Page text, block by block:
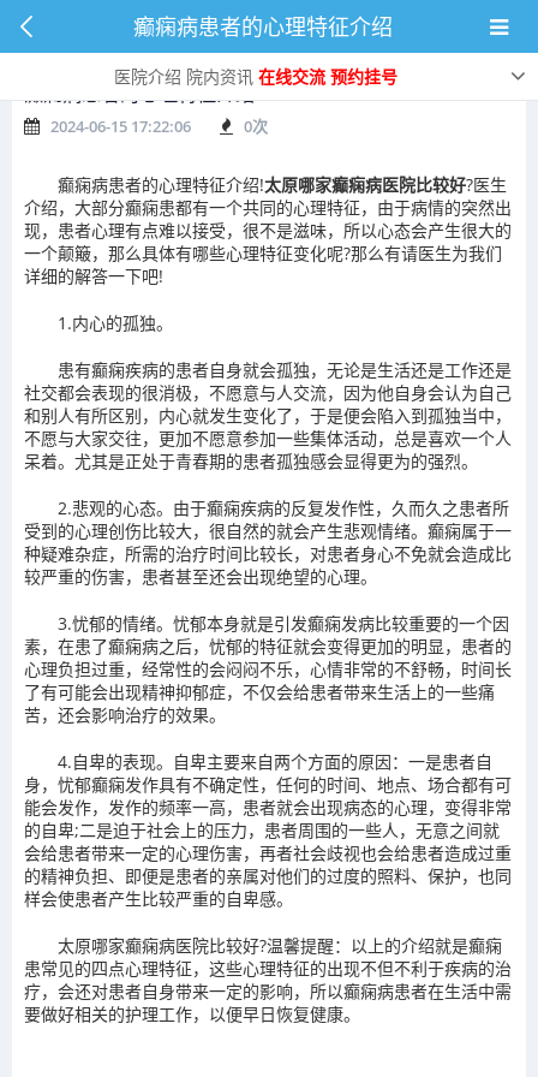
医院介绍 院内资讯 在线交流 预约挂号
癫痫病患者的心理特征介绍
癫痫病患者的心理特征介绍
2024-06-15 17:22:06 0次
癫痫病患者的心理特征介绍!太原哪家癫痫病医院比较好?医生
介绍，大部分癫痫患都有一个共同的心理特征，由于病情的突然出
现，患者心理有点难以接受，很不是滋味，所以心态会产生很大的
一个颠簸，那么具体有哪些心理特征变化呢?那么有请医生为我们
详细的解答一下吧!
1.内心的孤独。
患有癫痫疾病的患者自身就会孤独，无论是生活还是工作还是
社交都会表现的很消极，不愿意与人交流，因为他自身会认为自己
和别人有所区别，内心就发生变化了，于是便会陷入到孤独当中，
不愿与大家交往，更加不愿意参加一些集体活动，总是喜欢一个人
呆着。尤其是正处于青春期的患者孤独感会显得更为的强烈。
2.悲观的心态。由于癫痫疾病的反复发作性，久而久之患者所
受到的心理创伤比较大，很自然的就会产生悲观情绪。癫痫属于一
种疑难杂症，所需的治疗时间比较长，对患者身心不免就会造成比
较严重的伤害，患者甚至还会出现绝望的心理。
3.忧郁的情绪。忧郁本身就是引发癫痫发病比较重要的一个因
素，在患了癫痫病之后，忧郁的特征就会变得更加的明显，患者的
心理负担过重，经常性的会闷闷不乐，心情非常的不舒畅，时间长
了有可能会出现精神抑郁症，不仅会给患者带来生活上的一些痛
苦，还会影响治疗的效果。
4.自卑的表现。自卑主要来自两个方面的原因：一是患者自
身，忧郁癫痫发作具有不确定性，任何的时间、地点、场合都有可
能会发作，发作的频率一高，患者就会出现病态的心理，变得非常
的自卑;二是迫于社会上的压力，患者周围的一些人，无意之间就
会给患者带来一定的心理伤害，再者社会歧视也会给患者造成过重
的精神负担、即便是患者的亲属对他们的过度的照料、保护，也同
样会使患者产生比较严重的自卑感。
太原哪家癫痫病医院比较好?温馨提醒：以上的介绍就是癫痫
患常见的四点心理特征，这些心理特征的出现不但不利于疾病的治
疗，会还对患者自身带来一定的影响，所以癫痫病患者在生活中需
要做好相关的护理工作，以便早日恢复健康。